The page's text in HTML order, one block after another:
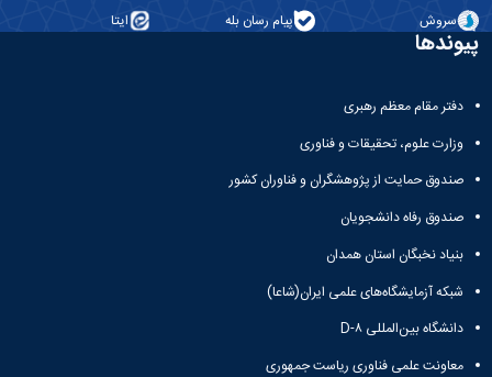
سروش پیام رسان بله ایتا
پیوندها
دفتر مقام معظم رهبری
وزارت علوم، تحقیقات و فناوری
صندوق حمایت از پژوهشگران و فناوران کشور
صندوق رفاه دانشجویان
بنیاد نخبگان استان همدان
شبکه آزمایشگاه‌های علمی ایران(شاعا)
دانشگاه بین‌المللی D-۸
معاونت علمی فناوری ریاست جمهوری